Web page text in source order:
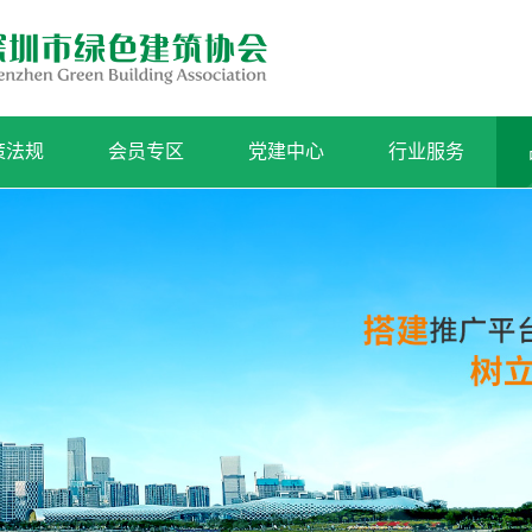
法规 会员专区 党建中心 行业服务